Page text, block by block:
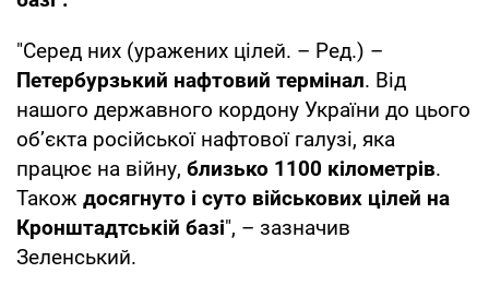
"Серед них (уражених цілей. – Ред.) –
Петербурзький нафтовий термінал. Від
нашого державного кордону України до цього
обʼєкта російської нафтової галузі, яка
працює на війну, близько 1100 кілометрів.
Також досягнуто і суто військових цілей на
Кронштадтській базі", – зазначив
Зеленський.